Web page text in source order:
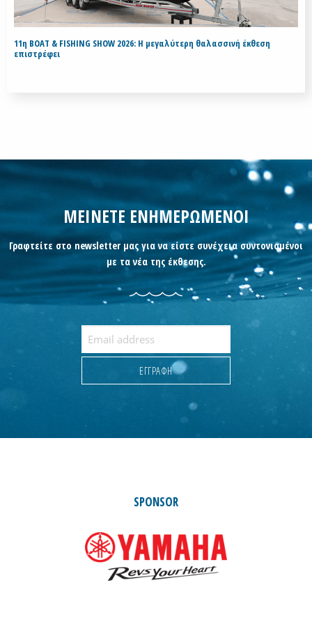
11η BOAT & FISHING SHOW 2026: Η μεγαλύτερη θαλασσινή έκθεση
επιστρέφει
ΜΕΙΝΕΤΕ ΕΝΗΜΕΡΩΜΕΝΟΙ
Γραφτείτε στο newsletter μας για να είστε συνέχεια συντονισμένοι
με τα νέα της έκθεσης.
SPONSOR